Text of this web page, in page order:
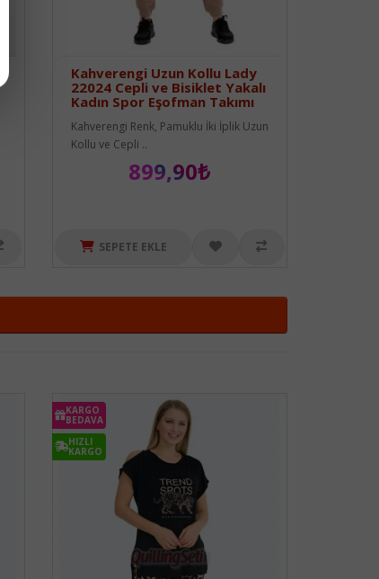
Kahverengi Uzun Kollu Lady
22024 Cepli ve Bisiklet Yakalı
Kadın Spor Eşofman Takımı
Kahverengi Renk, Pamuklu İki İplik Uzun
Kollu ve Cepli ..
899,90₺
SEPETE EKLE
KARGO
BEDAVA
HIZLI
KARGO